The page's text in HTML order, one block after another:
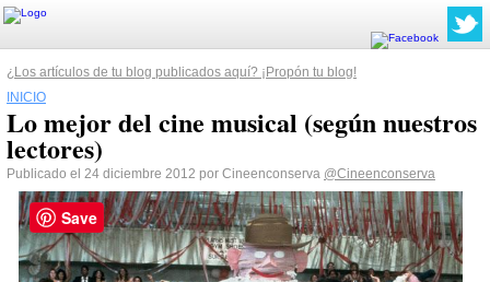
¿Los artículos de tu blog publicados aquí? ¡Propón tu blog!
INICIO
Lo mejor del cine musical (según nuestros
lectores)
Publicado el 24 diciembre 2012 por Cineenconserva @Cineenconserva
Save